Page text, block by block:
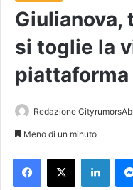
Giulianova,
si toglie la
piattaforma
Redazione
Meno di un minuto